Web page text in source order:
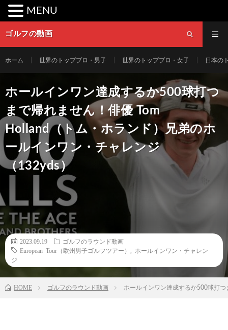
ゴルフの動画
ホーム 世界のトッププロ・男子 世界のトッププロ・女子 日本の
ホールインワン達成するか500球打つ
まで帰れません！俳優 Tom
Holland（トム・ホランド）兄弟のホ
ールインワン・チャレンジ
（132yds）
2023.09.19
ゴルフのラウンド動画
European Tour（欧州男子ゴルフツアー）
ホールインワン・チャレン
ジ
HOME ゴルフのラウンド動画 ホールインワン達成するか500球打
MENU